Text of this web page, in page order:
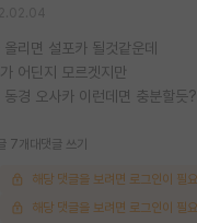
올리면 설포카 될것같운데
어딘지 모르겟지만
동경 오사카 이런데면 충분할듯?
7개 대댓글 쓰기
해당 댓글을 보려면 로그인이 필
해당 댓글을 보려면 로그인이 필